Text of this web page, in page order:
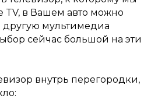
в Вашем авто можно
другую мультимедиа
сейчас большой на эти
внутрь перегородки,